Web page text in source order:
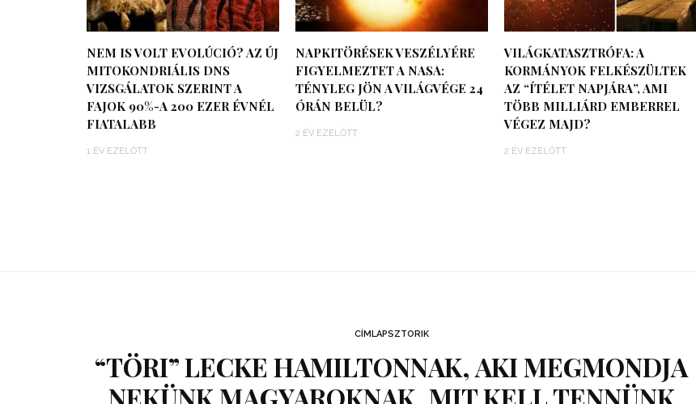
NEM IS VOLT EVOLÚCIÓ? AZ ÚJ
MITOKONDRIÁLIS DNS
VIZSGÁLATOK SZERINT A
FAJOK 90%-A 200 EZER ÉVNÉL
FIATALABB
1 ÉV EZELŐTT
NAPKITÖRÉSEK VESZÉLYÉRE
FIGYELMEZTET A NASA:
TÉNYLEG JÖN A VILÁGVÉGE 24
ÓRÁN BELÜL?
2 ÉV EZELŐTT
VILÁGKATASZTRÓFA: A
KORMÁNYOK FELKÉSZÜLTEK
AZ “ÍTÉLET NAPJÁRA”, AMI
TÖBB MILLIÁRD EMBERREL
VÉGEZ MAJD?
2 ÉV EZELŐTT
CÍMLAPSZTORIK
“TÖRI” LECKE HAMILTONNAK, AKI MEGMONDJA